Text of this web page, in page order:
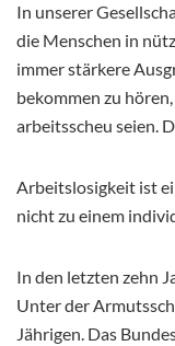
In unserer
die Menschen in
immer stärkere
bekommen zu
arbeitsscheu seien.
Arbeitslosigkeit ist
nicht zu einem
In den letzten zehn
Unter der
Jährigen. Das